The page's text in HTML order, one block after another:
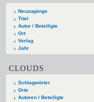
Neuzugänge
Titel
Autor / Beteiligte
Ort
Verlag
Jahr
CLOUDS
Schlagwörter
Orte
Autoren / Beteiligte